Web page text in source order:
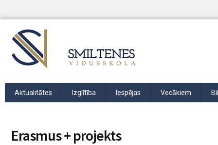
Aktualitātes Izglītība Iespējas Vecākiem
Erasmus + projekts